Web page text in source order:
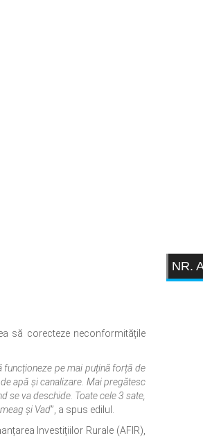
să corecteze neconformitățile
funcționeze pe mai puțină forță de
apă și canalizare. Mai pregătesc
se va deschide. Toate cele 3 sate,
și Vad”, a spus edilul.
Investițiilor Rurale (AFIR),
NR.